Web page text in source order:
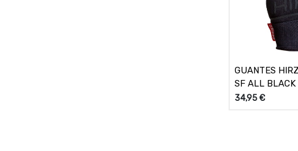
GUANTES
SF ALL BLACK
34,95€